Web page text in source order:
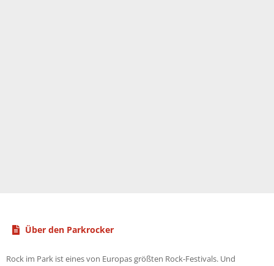
Über den Parkrocker
Rock im Park ist eines von Europas größten Rock-Festivals. Und